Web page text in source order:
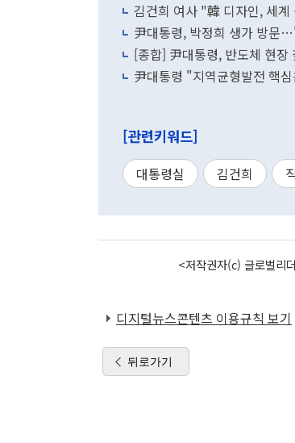
김건희 여사 "韓 디자인, 세
尹대통령, 박정희 생가 방문
[종합] 尹대통령, 반도체 현
尹대통령 "지역균형발전 핵
[관련키워드]
대통령실 김건희
<저작권자(c) 글로벌리
디지털뉴스콘텐츠 이용규칙 보기
뒤로가기